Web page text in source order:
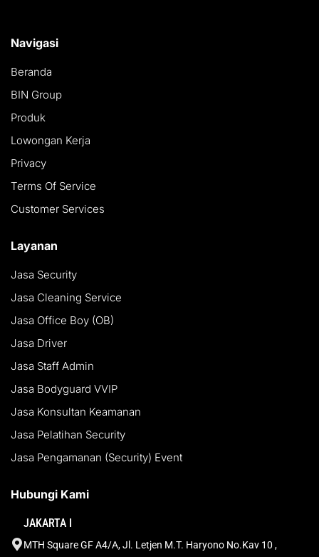
Navigasi
Beranda
BIN Group
Produk
Lowongan Kerja
Privacy
Terms Of Service
Customer Services
Layanan
Jasa Security
Jasa Cleaning Service
Jasa Office Boy (OB)
Jasa Driver
Jasa Staff Admin
Jasa Bodyguard VVIP
Jasa Konsultan Keamanan
Jasa Pelatihan Security
Jasa Pengamanan (Security) Event
Hubungi Kami
JAKARTA I
MTH Square GF A4/A, Jl. Letjen M.T. Haryono No.Kav 10 ,